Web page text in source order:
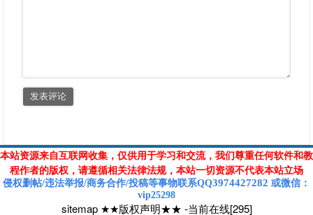
本站资源来自互联网收集，仅供用于学习和交流，我们尊重任何软件和教
程作者的版权，请遵循相关法律法规，本站一切资源不代表本站立场
侵权删帖/违法举报/商务合作/投稿等事物联系QQ3974427282 或微信 ：
vip25298
sitemap ★★版权声明★★ -当前在线[295]